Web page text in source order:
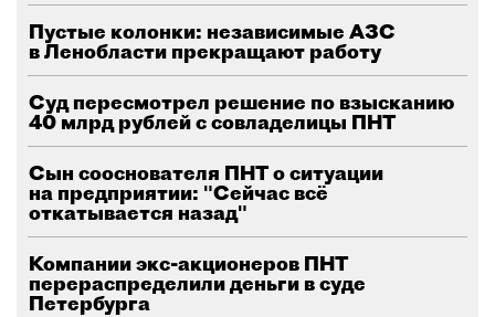
Пустые колонки: независимые АЗС
в Ленобласти прекращают работу
Суд пересмотрел решение по взысканию
40 млрд рублей с совладелицы ПНТ
Сын сооснователя ПНТ о ситуации
на предприятии: "Сейчас всё
откатывается назад"
Компании экс-акционеров ПНТ
перераспределили деньги в суде
Петербурга